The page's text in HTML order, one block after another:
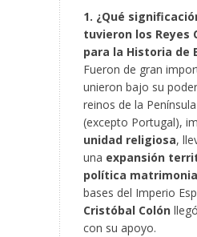
1. ¿Qué
tuvieron los Reyes
para la Historia de
Fueron de gran
unieron bajo su
reinos de la
(excepto Portugal),
unidad religiosa,
una expansión
política
bases del Imperio
Cristóbal Colón
con su apoyo.